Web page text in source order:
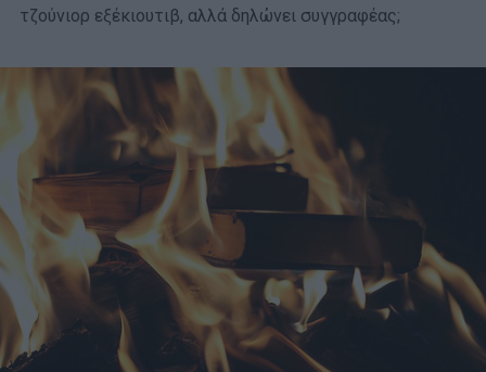
τζούνιορ εξέκιουτιβ, αλλά δηλώνει συγγραφέας;